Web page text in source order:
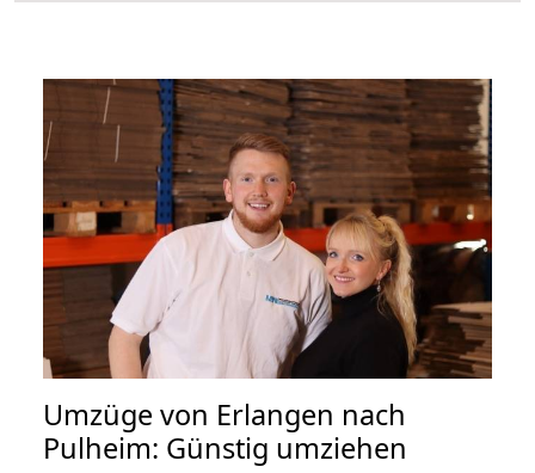
Umzüge von Erlangen nach
Pulheim: Günstig umziehen